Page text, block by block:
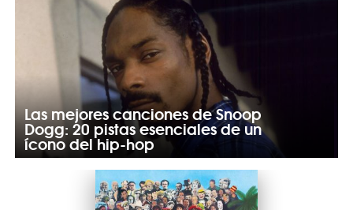
Las mejores canciones de Snoop
Dogg: 20 pistas esenciales de un
ícono del hip-hop